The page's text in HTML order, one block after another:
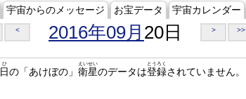
宇宙からのメッセージ お宝データ 宇宙カレンダー
< 2016年09月 20日 > >>
日
ひ
の「あけぼの」 衛星
えいせい
のデータは登録
とうろく
されていません。